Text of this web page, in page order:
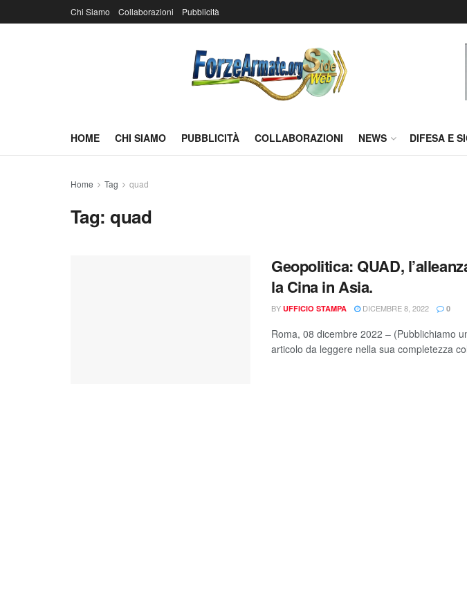
Chi Siamo Collaborazioni Pubblicità
HOME CHI SIAMO PUBBLICITÀ COLLABORAZIONI NEWS DIFESA E
Home Tag quad
Tag:quad
Geopolitica: QUAD,
la Cina in Asia.
BY UFFICIO STAMPA DICEMBRE 8, 2022 0
Roma, 08 dicembre 2022 – (Pubblichiamo
articolo da leggere nella sua completezza